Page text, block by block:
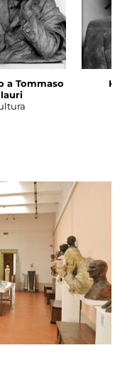
a Tommaso